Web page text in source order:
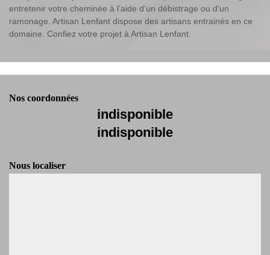
entretenir votre cheminée à l’aide d’un débistrage ou d’un
ramonage. Artisan Lenfant dispose des artisans entrainés en ce
domaine. Confiez votre projet à Artisan Lenfant.
Nos coordonnées
indisponible
indisponible
Nous localiser